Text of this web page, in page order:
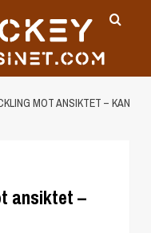
MOT ANSIKTET – KAN
ansiktet –